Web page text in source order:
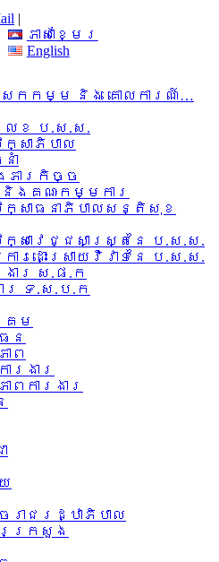
|
ភាសាខ្មែរ
English
កកម្ម និង គោលការណ៍…
េខ ប.ស.ស.
សាភិបាល
ាំ
ភារកិច្ច
ងគណៈកម្មការ
សាធនាភិបាលសន្តិសុខ
សាវេជ្ជសាស្រ្តនៃ ប.ស.ស.
ារដោះស្រាយវិវាទនៃ ប.ស.ស.
ារ​ ស.ផ.ក
រ ទ.ស.ប.ក
ម
ន
ាព
រងារ
ពការងារ
រាជរដ្ឋាភិបាល
ក្រសួង